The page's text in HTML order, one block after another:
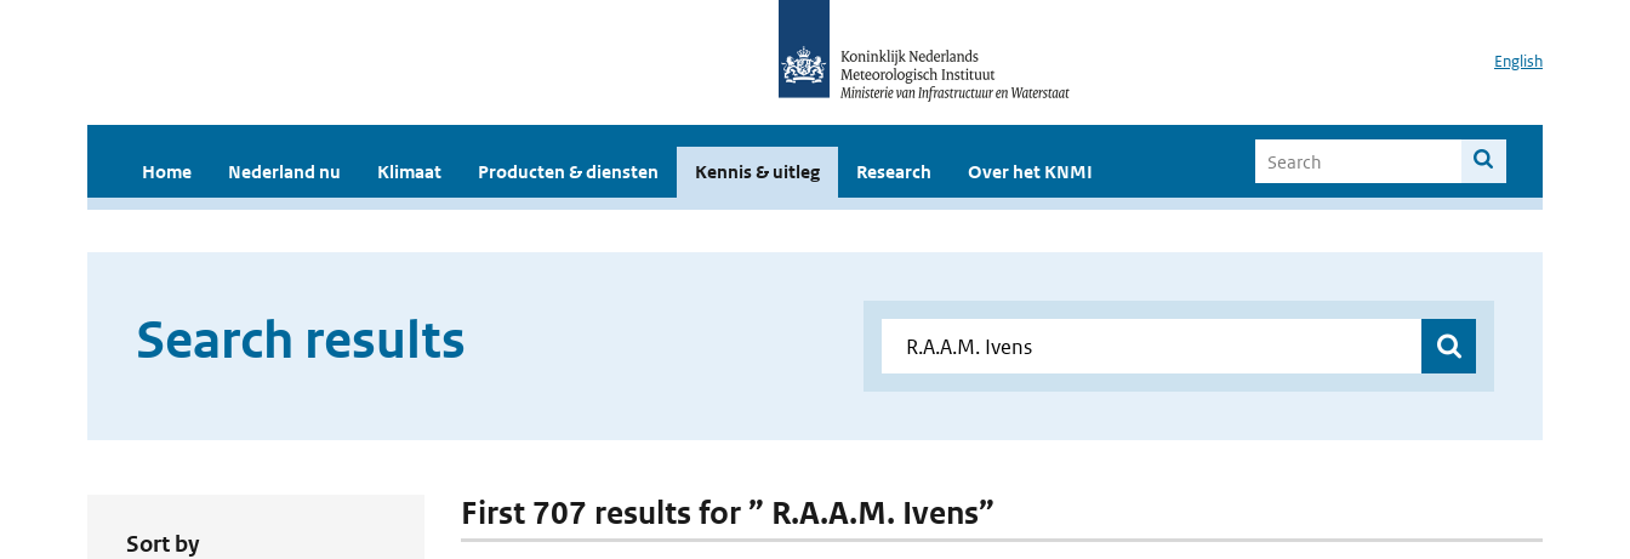
English
Home Nederland nu Klimaat Producten & diensten Kennis & uitleg Research Over het KNMI
Search results
Sort by
First 707 results for ” R.A.A.M. Ivens”